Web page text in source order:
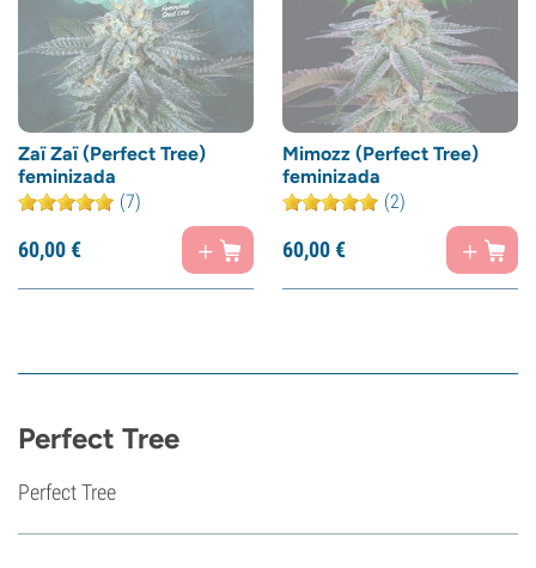
Zaï Zaï (Perfect Tree)
feminizada
(7)
60,00€
Mimozz (Perfect Tree)
feminizada
(2)
60,00€
Perfect Tree
Perfect Tree